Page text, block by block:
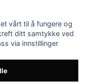
vårt til å fungere og
ditt samtykke ved
via innstillinger